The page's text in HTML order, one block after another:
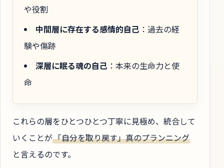
や役割
中間層に存在する感情的自己 ：過去の経
験や傷跡
深層に眠る魂の自己 ：本来の生命力と使
命
これらの層をひとつひとつ丁寧に見極め、統合して
いくことが「自分を取り戻す」真のプランニング
と言えるのです。